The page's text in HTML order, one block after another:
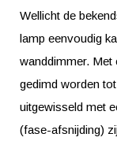
Wellicht de
lamp eenvoudig
wanddimmer. Met
gedimd worden
uitgewisseld met
(fase-afsnijding)